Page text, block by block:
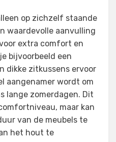
op zichzelf staande
waardevolle aanvulling
extra comfort en
bijvoorbeeld een
dikke zitkussens ervoor
aangenamer wordt om
lange zomerdagen. Dit
maar kan
van de meubels te
het hout te